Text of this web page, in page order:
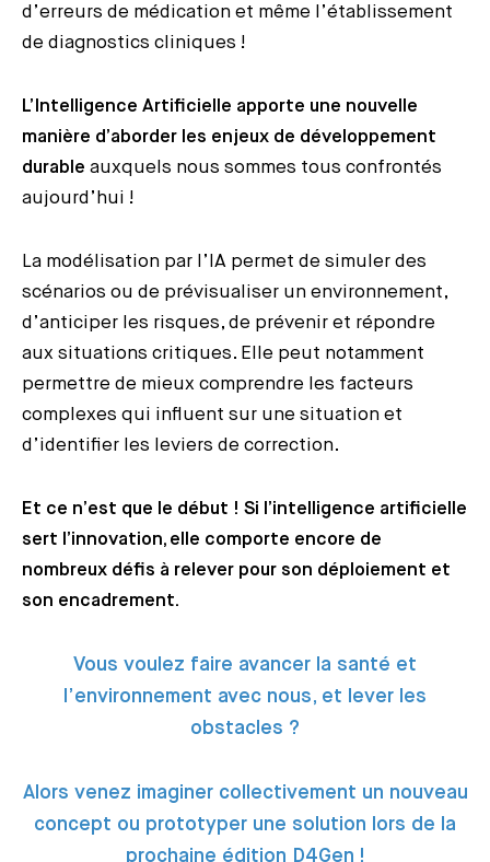
d’erreurs de médication et même l’établissement
de diagnostics cliniques !
L’Intelligence Artificielle apporte une nouvelle
manière d’aborder les enjeux de développement
durable auxquels nous sommes tous confrontés
aujourd’hui !
La modélisation par l’IA permet de simuler des
scénarios ou de prévisualiser un environnement,
d’anticiper les risques, de prévenir et répondre
aux situations critiques. Elle peut notamment
permettre de mieux comprendre les facteurs
complexes qui influent sur une situation et
d’identifier les leviers de correction.
Et ce n’est que le début ! Si l’intelligence artificielle
sert l’innovation, elle comporte encore de
nombreux défis à relever pour son déploiement et
son encadrement.
Vous voulez faire avancer la santé et
l’environnement avec nous, et lever les
obstacles ?
Alors venez imaginer collectivement un nouveau
concept ou prototyper une solution lors de la
prochaine édition D4Gen !